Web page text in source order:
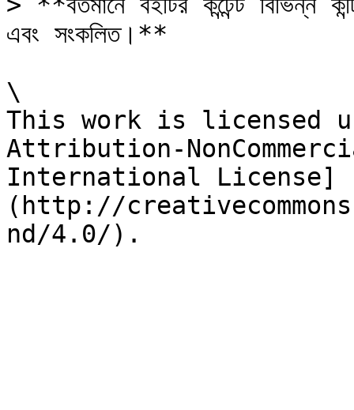
এবং সংকলিত।**
\
This work is licensed
Attribution-
International License]
(http://